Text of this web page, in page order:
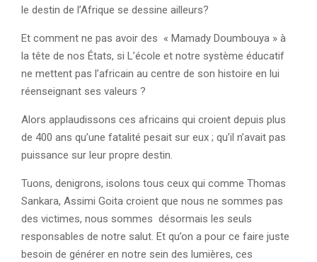
le destin de l’Afrique se dessine ailleurs?
Et comment ne pas avoir des « Mamady Doumbouya » à
la tête de nos États, si L’école et notre système éducatif
ne mettent pas l’africain au centre de son histoire en lui
réenseignant ses valeurs ?
Alors applaudissons ces africains qui croient depuis plus
de 400 ans qu’une fatalité pesait sur eux ; qu’il n’avait pas
puissance sur leur propre destin.
Tuons, denigrons, isolons tous ceux qui comme Thomas
Sankara, Assimi Goita croient que nous ne sommes pas
des victimes, nous sommes désormais les seuls
responsables de notre salut. Et qu’on a pour ce faire juste
besoin de générer en notre sein des lumières, ces